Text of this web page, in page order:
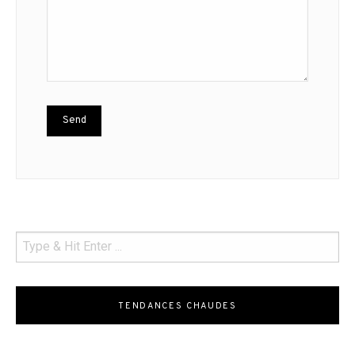
TENDANCES CHAUDES